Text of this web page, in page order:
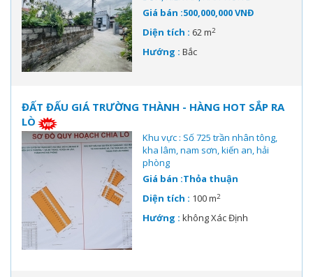
Giá bán :500,000,000 VNĐ
Diện tích : 62 m2
Hướng : Bắc
ĐẤT ĐẤU GIÁ TRƯỜNG THÀNH - HÀNG HOT SẮP RA
LÒ
Khu vực : Số 725 trần nhân tông,
kha lâm, nam sơn, kiến an, hải
phòng
Giá bán :Thỏa thuận
Diện tích : 100 m2
Hướng : không Xác Định